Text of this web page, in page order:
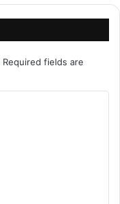
Required fields are